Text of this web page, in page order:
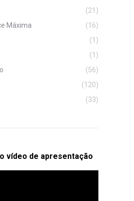
(21)
Máxima
(16)
(1)
(1)
(56)
(120)
(33)
vídeo de apresentação